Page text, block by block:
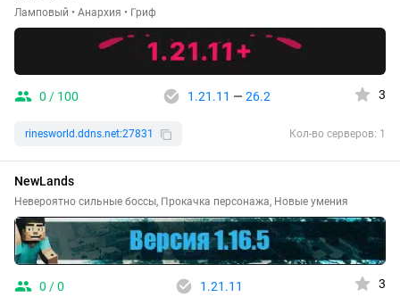
Ламповый • Анархия • Гриф
0 / 100 1.21.11 — 26.2 3
rinesworld.ddns.net:27831 Кол-во серверов: 1
NewLands
Невероятно сильные боссы, Прокачка персонажа, Новые умения
0 / 0 1.21.11 3